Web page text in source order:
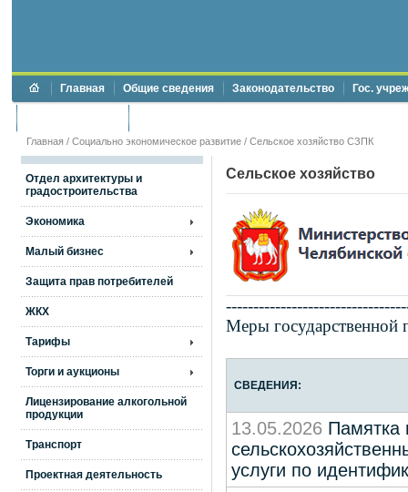
Главная Общие сведения Законодательство Гос.
Главная / Социально экономическое развитие / Сельское хозяйство СЗПК
Отдел архитектуры и
градостроительства
Экономика
Малый бизнес
Защита прав потребителей
ЖКХ
Тарифы
Торги и аукционы
Лицензирование алкогольной
продукции
Транспорт
Проектная деятельность
Сельское хозяйство
Меры государственной
СВЕДЕНИЯ:
13.05.2026 Памятка
услуги по